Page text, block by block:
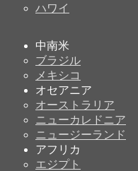
ハワイ
中南米
ブラジル
メキシコ
オセアニア
オーストラリア
ニューカレドニア
ニュージーランド
アフリカ
エジプト